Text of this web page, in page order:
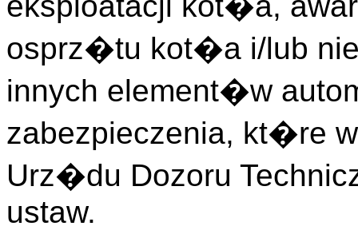
osprz�tu kot�a i/lub
innych element�w
zabezpieczenia, kt�re
Urz�du Dozoru
ustaw.